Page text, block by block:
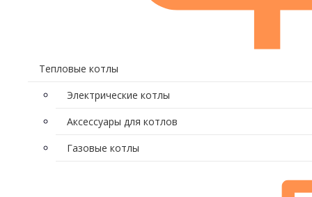
Тепловые котлы
Электрические котлы
Аксессуары для котлов
Газовые котлы